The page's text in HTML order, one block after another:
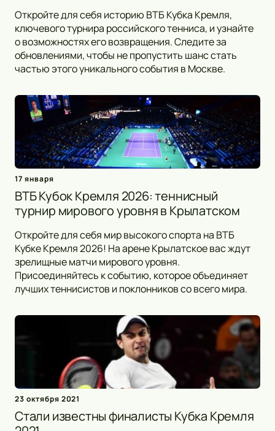
Откройте для себя историю ВТБ Кубка Кремля,
ключевого турнира российского тенниса, и узнайте
о возможностях его возвращения. Следите за
обновлениями, чтобы не пропустить шанс стать
частью этого уникального события в Москве.
17 января
ВТБ Кубок Кремля 2026: теннисный
турнир мирового уровня в Крылатском
Откройте для себя мир высокого спорта на ВТБ
Кубке Кремля 2026! На арене Крылатское вас ждут
зрелищные матчи мирового уровня.
Присоединяйтесь к событию, которое объединяет
лучших теннисистов и поклонников со всего мира.
23 октября 2021
Стали известны финалисты Кубка Кремля